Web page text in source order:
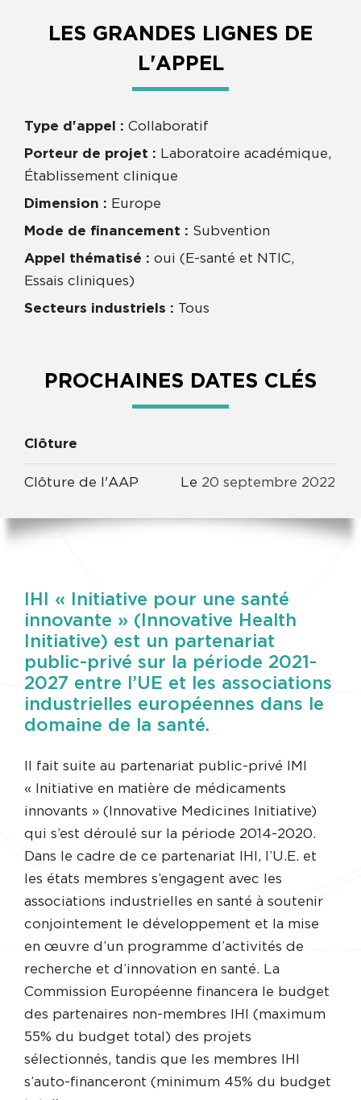
LES GRANDES LIGNES DE
L'APPEL
Type d'appel : Collaboratif
Porteur de projet : Laboratoire académique,
Établissement clinique
Dimension : Europe
Mode de financement : Subvention
Appel thématisé : oui (E-santé et NTIC,
Essais cliniques)
Secteurs industriels : Tous
PROCHAINES DATES CLÉS
Clôture
Clôture de l'AAP Le 20 septembre 2022
IHI « Initiative pour une santé
innovante » (Innovative Health
Initiative) est un partenariat
public-privé sur la période 2021-
2027 entre l’UE et les associations
industrielles européennes dans le
domaine de la santé.
Il fait suite au partenariat public-privé IMI
« Initiative en matière de médicaments
innovants » (Innovative Medicines Initiative)
qui s’est déroulé sur la période 2014-2020.
Dans le cadre de ce partenariat IHI, l’U.E. et
les états membres s’engagent avec les
associations industrielles en santé à soutenir
conjointement le développement et la mise
en œuvre d’un programme d’activités de
recherche et d’innovation en santé. La
Commission Européenne financera le budget
des partenaires non-membres IHI (maximum
55% du budget total) des projets
sélectionnés, tandis que les membres IHI
s’auto-financeront (minimum 45% du budget